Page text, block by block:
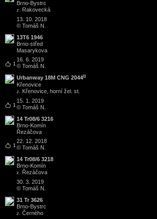
Brno-Bystrc
z. Rakovecká
13. 10. 2018
© Tomáš N.
1
13T6 1946
Brno-střed
Masarykova
16. 6. 2019
© Tomáš N.
1
Urbanway 18M CNG 2044
Křenovice
z. Křenovice, horní žel. st.
15. 1. 2019
© Tomáš N.
1
14 Tr08/6 3216
Brno-Komín
Řezáčova
22. 12. 2018
© Tomáš N.
14 Tr08/6 3218
Brno-Komín
z. Řezáčova
30. 3. 2019
© Tomáš N.
31 Tr 3626
Brno-Bystrc
z. Černého